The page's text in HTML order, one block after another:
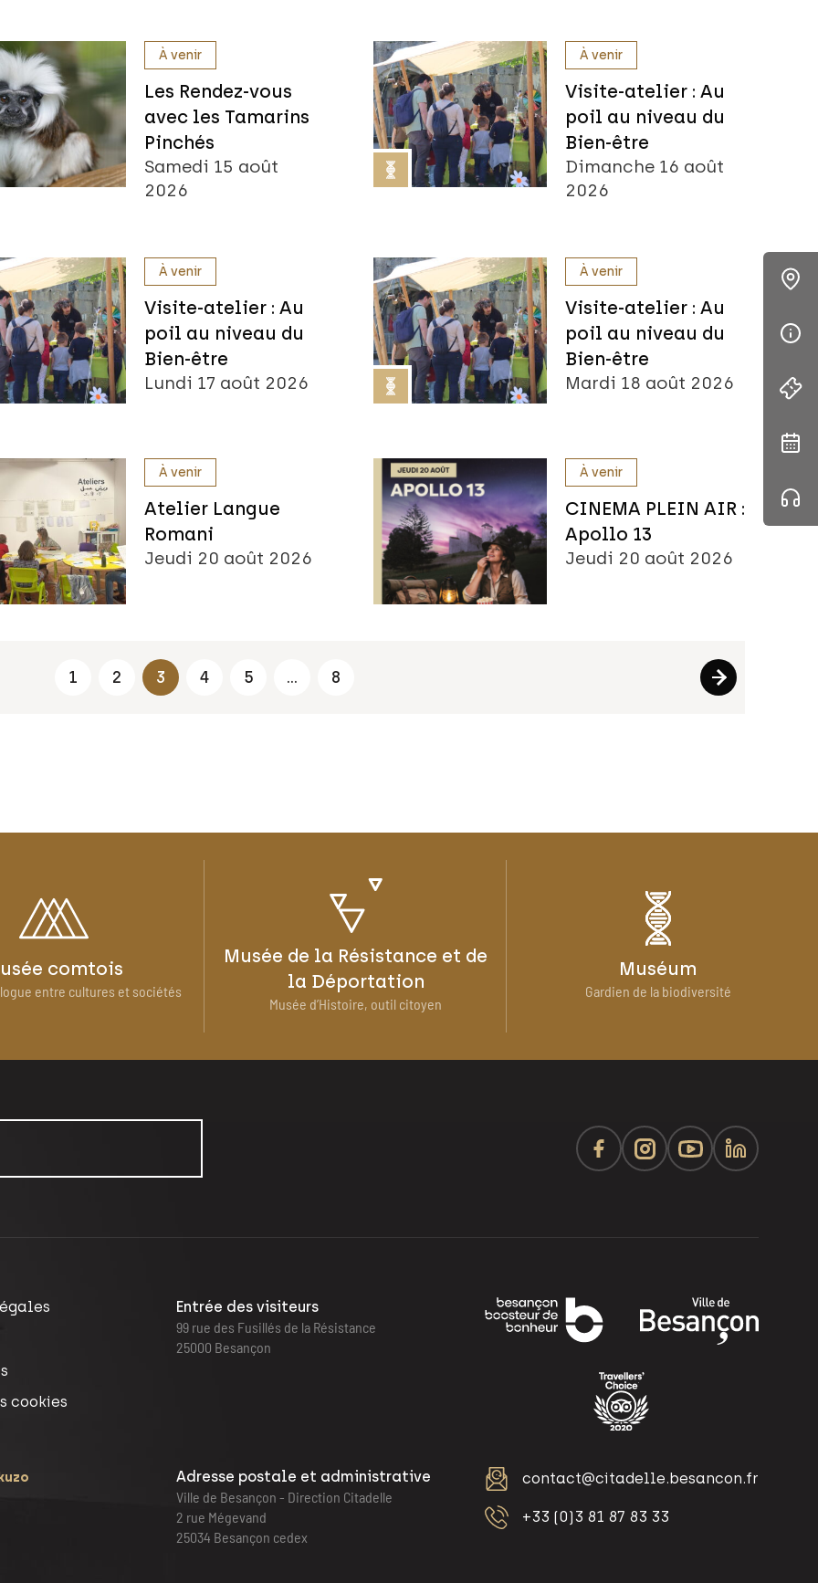
À venir
Les Rendez-vous
avec les Tamarins
Pinchés
Samedi 15 août
2026
À venir
Visite-atelier : Au
poil au niveau du
Bien-être
Dimanche 16 août
2026
À venir
Visite-atelier : Au
poil au niveau du
Bien-être
Lundi 17 août 2026
À venir
Visite-atelier : Au
poil au niveau du
Bien-être
Mardi 18 août 2026
À venir
Atelier Langue
Romani
Jeudi 20 août 2026
À venir
CINEMA PLEIN AIR :
Apollo 13
Jeudi 20 août 2026
1 2 3 4 5 … 8
comtois
entre cultures et sociétés
Musée de la Résistance et de
la Déportation
Musée d’Histoire, outil citoyen
Muséum
Gardien de la biodiversité
cookies
Entrée des visiteurs
99 rue des Fusillés de la Résistance
25000 Besançon
Adresse postale et administrative
Ville de Besançon - Direction Citadelle
2 rue Mégevand
25034 Besançon cedex
contact@citadelle.besancon.fr
+33 (0)3 81 87 83 33